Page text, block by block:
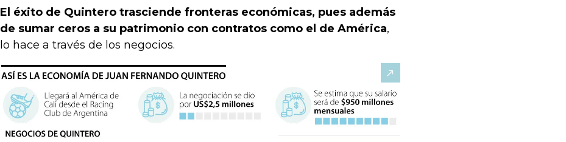
El éxito de Quintero trasciende fronteras económicas, pues además
de sumar ceros a su patrimonio con contratos como el de América,
lo hace a través de los negocios.